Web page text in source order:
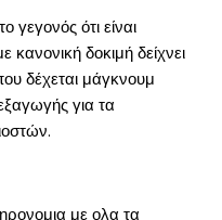
γεγονός ότι είναι
δοκιμή δείχνει
δέχεται μάγκνουμ
για τα
με ολα τα